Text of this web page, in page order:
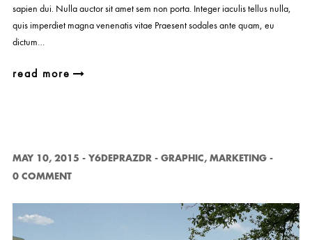
sapien dui. Nulla auctor sit amet sem non porta. Integer iaculis tellus nulla,
quis imperdiet magna venenatis vitae Praesent sodales ante quam, eu
dictum…
read more
MAY 10, 2015 - Y6DEPRAZDR - GRAPHIC, MARKETING -
0 COMMENT